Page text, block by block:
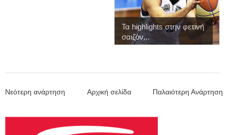
Τα highlights στην φετινή
σαιζόν...
Νεότερη ανάρτηση Παλαιότερη Ανάρτηση
Αρχική σελίδα